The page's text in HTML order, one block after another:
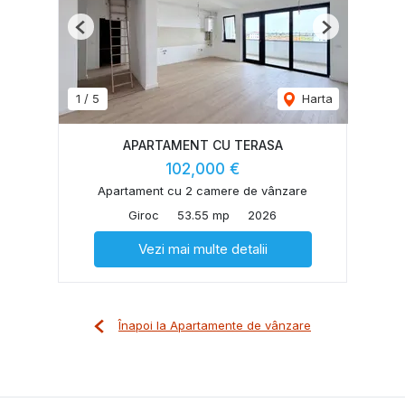
1 / 5 Harta
Previous Next
APARTAMENT CU TERASA
102,000 €
Apartament cu 2 camere de vânzare
Giroc
53.55 mp 2026
Vezi mai multe detalii
Înapoi la Apartamente de vânzare